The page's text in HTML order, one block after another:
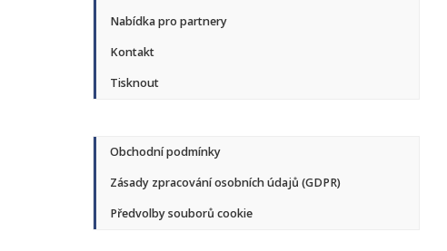
Nabídka pro partnery
Kontakt
Tisknout
Obchodní podmínky
Zásady zpracování osobních údajů (GDPR)
Předvolby souborů cookie